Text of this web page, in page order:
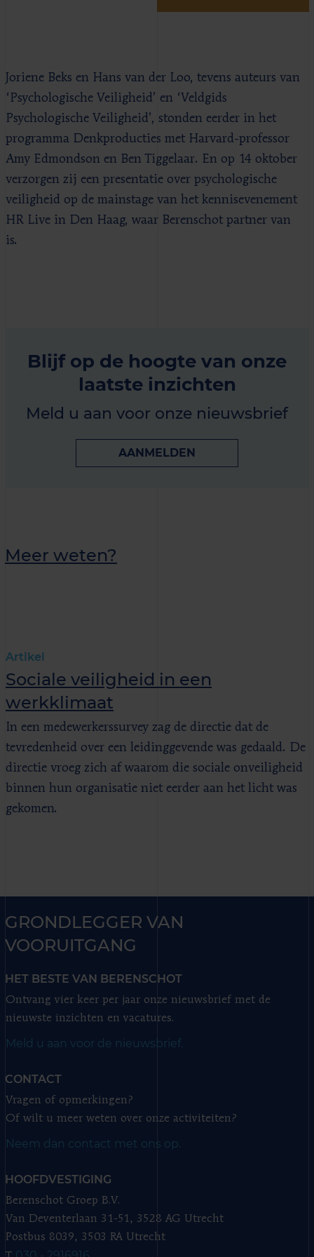
Joriene Beks en Hans van der Loo, tevens auteurs van
‘Psychologische Veiligheid’ en ‘Veldgids
Psychologische Veiligheid’, stonden eerder in het
programma Denkproducties met Harvard-professor
Amy Edmondson en Ben Tiggelaar. En op 14 oktober
verzorgen zij een presentatie over psychologische
veiligheid op de mainstage van het kennisevenement
HR Live in Den Haag, waar Berenschot partner van
is.
Blijf op de hoogte van onze
laatste inzichten
Meld u aan voor onze nieuwsbrief
AANMELDEN
Meer weten?
Artikel
Sociale veiligheid in een
werkklimaat
In een medewerkerssurvey zag de directie dat de
tevredenheid over een leidinggevende was gedaald. De
directie vroeg zich af waarom die sociale onveiligheid
binnen hun organisatie niet eerder aan het licht was
gekomen.
GRONDLEGGER VAN
VOORUITGANG
HET BESTE VAN BERENSCHOT
Ontvang vier keer per jaar onze nieuwsbrief met de
nieuwste inzichten en vacatures.
Meld u aan voor de nieuwsbrief.
CONTACT
Vragen of opmerkingen?
Of wilt u meer weten over onze activiteiten?
Neem dan contact met ons op.
HOOFDVESTIGING
Berenschot Groep B.V.
Van Deventerlaan 31-51, 3528 AG Utrecht
Postbus 8039, 3503 RA Utrecht